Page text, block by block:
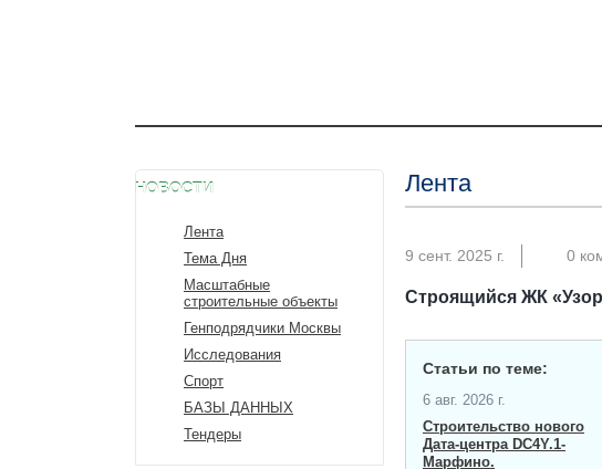
НОВОСТИ
Лента
Тема Дня
Масштабные
строительные объекты
Генподрядчики Москвы
Исследования
Спорт
БАЗЫ ДАННЫХ
Тендеры
Лента
9 сент. 2025 г. 0
Строящийся ЖК
Статьи по теме:
6 авг. 2026 г.
Строительство нового
Дата-центра​ DC4Y.1-
Марфино.